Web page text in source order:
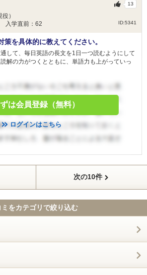
）
入学直前：62
ID:5341
13
策を具体的に教えてください。
して、毎日英語の長文を1日一つ読むようにして
解の力がつくとともに、単語力も上がっていっ
は会員登録（無料）
ログインはこちら
次の10件
をカテゴリで絞り込む